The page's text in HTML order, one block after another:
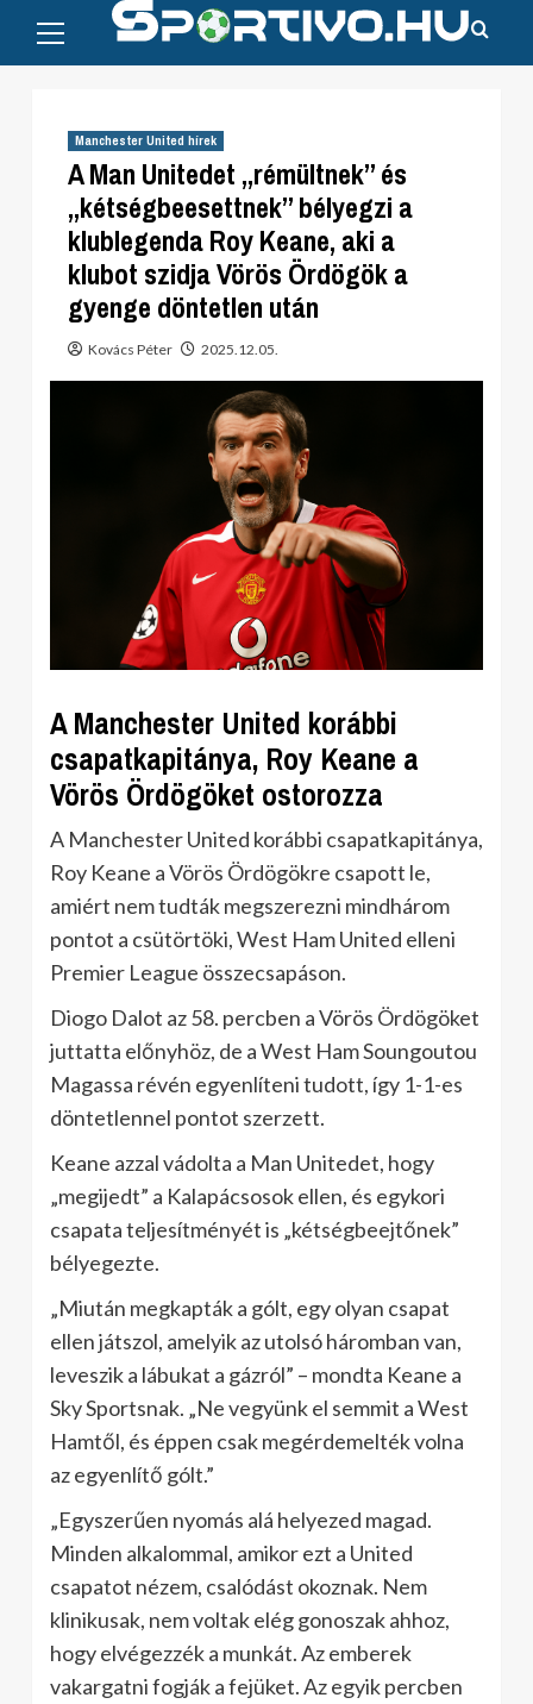
content
Menu
Manchester United hírek
A Man Unitedet „rémültnek” és
„kétségbeesettnek” bélyegzi a
klublegenda Roy Keane, aki a
klubot szidja Vörös Ördögök a
gyenge döntetlen után
Kovács Péter 2025.12.05.
A Manchester United korábbi
csapatkapitánya, Roy Keane a
Vörös Ördögöket ostorozza
A Manchester United korábbi csapatkapitánya,
Roy Keane a Vörös Ördögökre csapott le,
amiért nem tudták megszerezni mindhárom
pontot a csütörtöki, West Ham United elleni
Premier League összecsapáson.
Diogo Dalot az 58. percben a Vörös Ördögöket
juttatta előnyhöz, de a West Ham Soungoutou
Magassa révén egyenlíteni tudott, így 1-1-es
döntetlennel pontot szerzett.
Keane azzal vádolta a Man Unitedet, hogy
„megijedt” a Kalapácsosok ellen, és egykori
csapata teljesítményét is „kétségbeejtőnek”
bélyegezte.
„Miután megkapták a gólt, egy olyan csapat
ellen játszol, amelyik az utolsó háromban van,
leveszik a lábukat a gázról” – mondta Keane a
Sky Sportsnak. „Ne vegyünk el semmit a West
Hamtől, és éppen csak megérdemelték volna
az egyenlítő gólt.”
„Egyszerűen nyomás alá helyezed magad.
Minden alkalommal, amikor ezt a United
csapatot nézem, csalódást okoznak. Nem
klinikusak, nem voltak elég gonoszak ahhoz,
hogy elvégezzék a munkát. Az emberek
vakargatni fogják a fejüket. Az egyik percben